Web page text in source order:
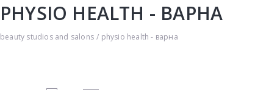
PHYSIO HEALTH - ВАРНА
beauty studios and salons physio health - варна